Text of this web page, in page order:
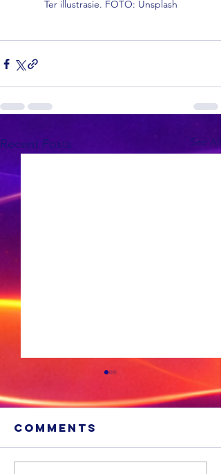
Ter illustrasie. FOTO: Unsplash
Recent Posts See All
Comments